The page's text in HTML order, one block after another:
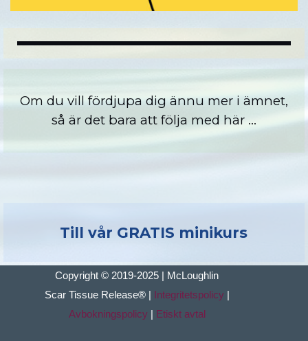
Om du vill fördjupa dig ännu mer i ämnet,
så är det bara att följa med här ...
Till vår GRATIS minikurs
Copyright © 2019-2025 | McLoughlin
Scar Tissue Release® Integritetspolicy
Avbokningspolicy
Etiskt avtal